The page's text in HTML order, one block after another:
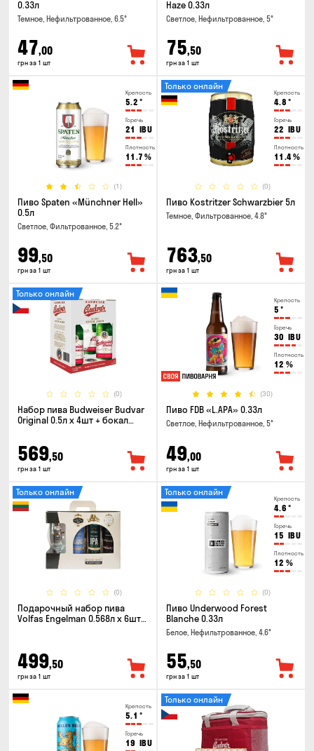
0.33л
Темное, Нефильтрованное, 6.5°
47,00
грн за 1 шт
Haze 0.33л
Светлое, Нефильтрованное, 5°
75,50
грн за 1 шт
Крепость
5.2 °
Горечь
21 IBU
Плотность
11.7 %
(1)
Пиво Spaten «Münchner Hell»
0.5л
Светлое, Фильтрованное, 5.2°
99,50
грн за 1 шт
Крепость
4.8 °
Горечь
22 IBU
Плотность
11.4%
(0)
Только онлайн
Пиво Kostritzer Schwarzbier 5л
Темное, Фильтрованное, 4.8°
763,50
грн за 1 шт
(0)
Только онлайн
Набор пива Budweiser Budvar
Original 0.5л х 4шт + бокал
569,50
грн за 1 шт
Крепость
5 °
Горечь
30 IBU
Плотность
12 %
(30)
Пиво FDB «L.APA» 0.33л
Светлое, Нефильтрованное, 5°
49,00
грн за 1 шт
(0)
Только онлайн
Подарочный набор пива
Volfas Engelman 0.568л x 6шт +
499,50
грн за 1 шт
Крепость
4.6 °
Горечь
15 IBU
Плотность
12 %
(0)
Только онлайн
Пиво Underwood Forest
Blanche 0.33л
Белое, Нефильтрованное, 4.6°
55,50
грн за 1 шт
Крепость
5.1 °
Горечь
19 IBU
Только онлайн